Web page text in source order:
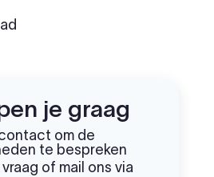
je graag
om de
te bespreken
of mail ons via